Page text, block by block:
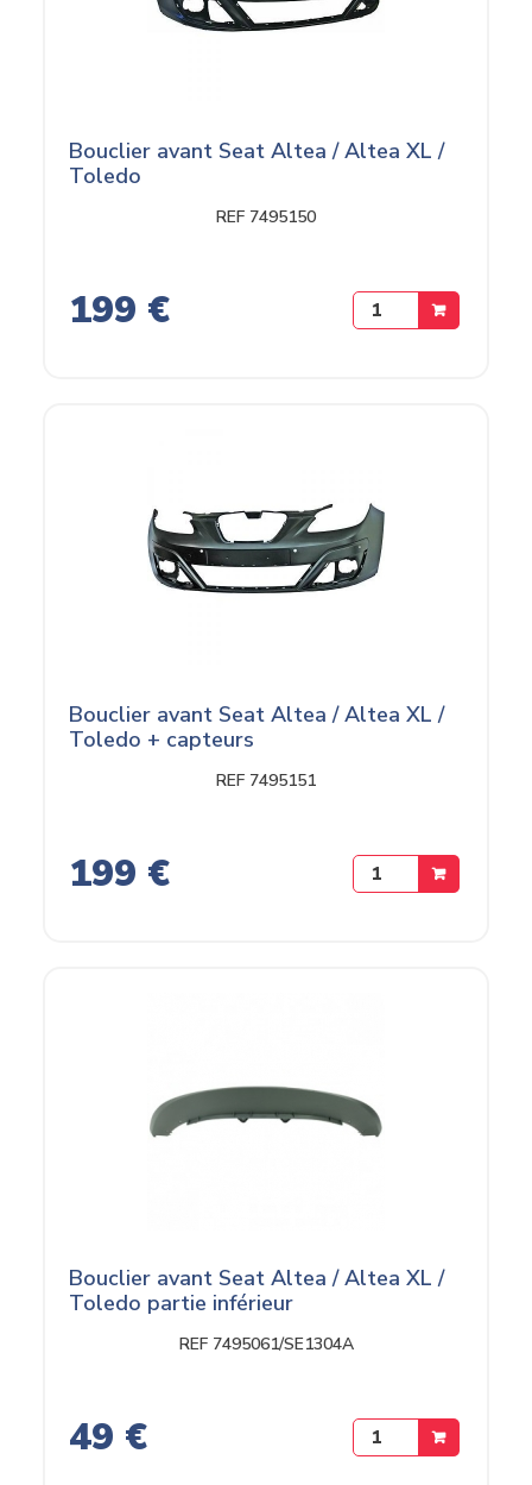
Bouclier avant Seat Altea / Altea XL /
Toledo
REF 7495150
199 €
Bouclier avant Seat Altea / Altea XL /
Toledo + capteurs
REF 7495151
199 €
Bouclier avant Seat Altea / Altea XL /
Toledo partie inférieur
REF 7495061/SE1304A
49 €